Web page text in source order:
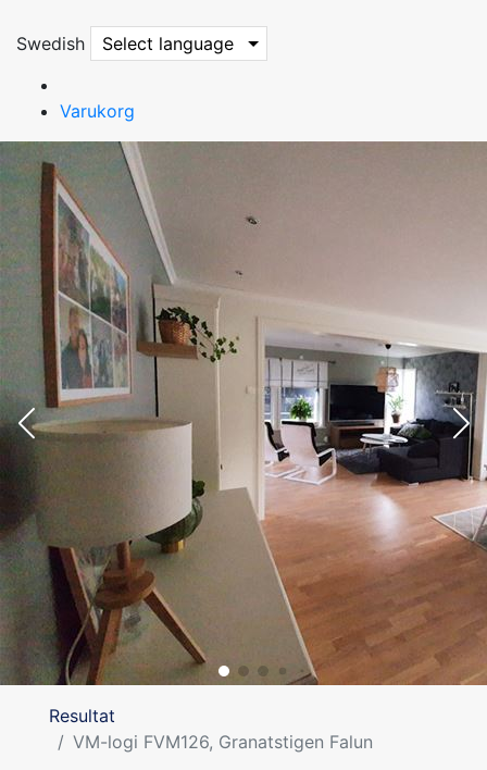
Swedish Select language
Varukorg
Resultat
VM-logi FVM126, Granatstigen Falun